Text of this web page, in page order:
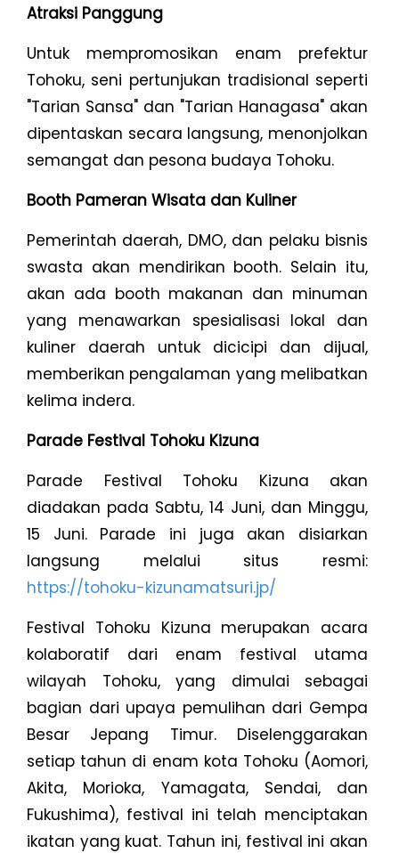
Atraksi Panggung
Untuk mempromosikan enam prefektur
Tohoku, seni pertunjukan tradisional seperti
"Tarian Sansa" dan "Tarian Hanagasa" akan
dipentaskan secara langsung, menonjolkan
semangat dan pesona budaya Tohoku.
Booth Pameran Wisata dan Kuliner
Pemerintah daerah, DMO, dan pelaku bisnis
swasta akan mendirikan booth. Selain itu,
akan ada booth makanan dan minuman
yang menawarkan spesialisasi lokal dan
kuliner daerah untuk dicicipi dan dijual,
memberikan pengalaman yang melibatkan
kelima indera.
Parade Festival Tohoku Kizuna
Parade Festival Tohoku Kizuna akan
diadakan pada Sabtu, 14 Juni, dan Minggu,
15 Juni. Parade ini juga akan disiarkan
langsung melalui situs resmi:
https://tohoku-kizunamatsuri.jp/
Festival Tohoku Kizuna merupakan acara
kolaboratif dari enam festival utama
wilayah Tohoku, yang dimulai sebagai
bagian dari upaya pemulihan dari Gempa
Besar Jepang Timur. Diselenggarakan
setiap tahun di enam kota Tohoku (Aomori,
Akita, Morioka, Yamagata, Sendai, dan
Fukushima), festival ini telah menciptakan
ikatan yang kuat. Tahun ini, festival ini akan